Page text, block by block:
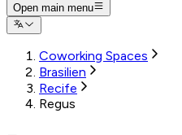
Open main menu
Coworking Spaces
Brasilien
Recife
Regus